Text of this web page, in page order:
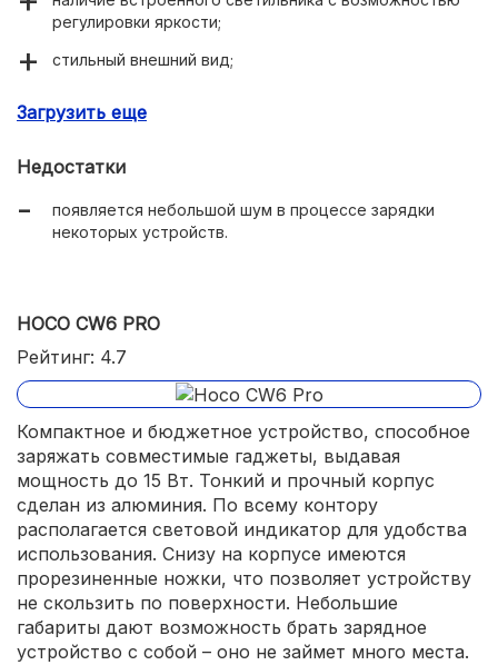
регулировки яркости;
стильный внешний вид;
Загрузить еще
Недостатки
появляется небольшой шум в процессе зарядки
некоторых устройств.
HOCO CW6 PRO
Рейтинг: 4.7
Компактное и бюджетное устройство, способное
заряжать совместимые гаджеты, выдавая
мощность до 15 Вт. Тонкий и прочный корпус
сделан из алюминия. По всему контору
располагается световой индикатор для удобства
использования. Снизу на корпусе имеются
прорезиненные ножки, что позволяет устройству
не скользить по поверхности. Небольшие
габариты дают возможность брать зарядное
устройство с собой – оно не займет много места.